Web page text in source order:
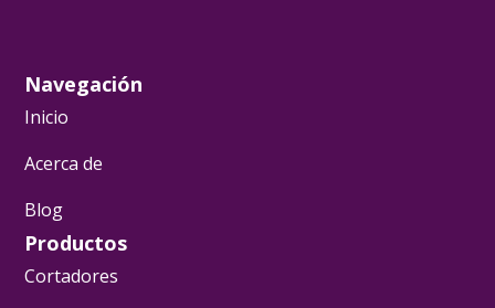
Navegación
Inicio
Acerca de
Blog
Productos
Cortadores